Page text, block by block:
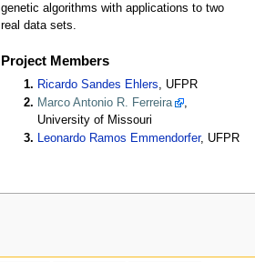
genetic algorithms with applications to two
real data sets.
Project Members
Ricardo Sandes Ehlers , UFPR
Marco Antonio R. Ferreira
University of Missouri
Leonardo Ramos Emmendorfer, UFPR